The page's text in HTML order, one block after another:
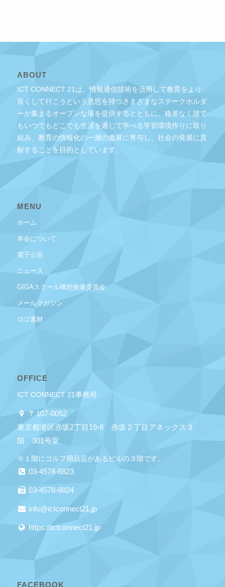
ABOUT
ICT CONNECT 21は、情報通信技術を活用して教育をより
良くして行こうという意思を持つさまざまなステークホルダ
ーが集まるオープンな場を提供するとともに、格差なく誰で
もいつでもどこでも生涯を通じて学べる学習環境作りに取り
組み、教育の情報化の一層の進展に寄与し、社会の発展に貢
献することを目的としています。
MENU
ホーム
本会について
電子公告
ニュース
GIGAスクール構想推進委員会
メールマガジン
ロゴ素材
OFFICE
ICT CONNECT 21事務局
〒107-0052
東京都港区赤坂2丁目19-8 赤坂２丁目アネックス３
階 301号室
※１階にゴルフ用品店があるビルの３階です。
03-4578-8823
03-4578-8824
info@ictconnect21.jp
https://ictconnect21.jp
FACEBOOK